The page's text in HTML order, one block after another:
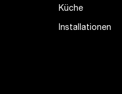
Küche
Installationen